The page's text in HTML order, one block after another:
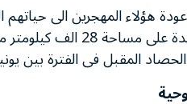
هؤلاء المهجرين الى حياتهم
المتضررة
المقبل فى الفترة بين